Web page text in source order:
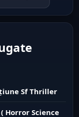
Sf Thriller
Horror Science